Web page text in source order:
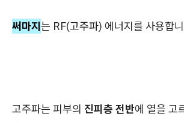
써마지는 RF(고주파) 에너지를 사용합
고주파는 피부의 진피층 전반에 열을 고